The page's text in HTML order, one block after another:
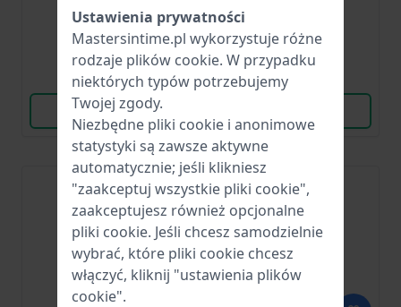
230,00 zł
● Dostępny
Porównaj
Wyświetl produkt
● Dostępny
Porównaj
Ustawienia prywatności
Mastersintime.pl wykorzystuje różne
rodzaje plików cookie. W przypadku
niektórych typów potrzebujemy
Twojej zgody.
Niezbędne pliki cookie i anonimowe
statystyki są zawsze aktywne
automatycznie; jeśli klikniesz
"zaakceptuj wszystkie pliki cookie",
zaakceptujesz również opcjonalne
pliki cookie. Jeśli chcesz samodzielnie
wybrać, które pliki cookie chcesz
włączyć, kliknij "ustawienia plików
cookie".